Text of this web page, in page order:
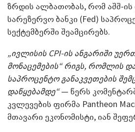
ზრდის ალბათობას, რომ აშშ-
სარეზერვო ბანკი (Fed)
სექტემბერში შეამცირებს.
„ივლისის CPI-ის ანგარიში
მონაცემების“ რიგს, რომლის
საპროცენტო განაკვეთების
დაწყებამდე“— წერს
კვლევების ფირმა Pantheon
მთავარი ეკონომისტი, იან